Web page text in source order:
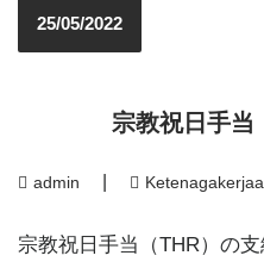
25/05/2022
宗教祝日手当
admin
宗教祝日手当（THR）の